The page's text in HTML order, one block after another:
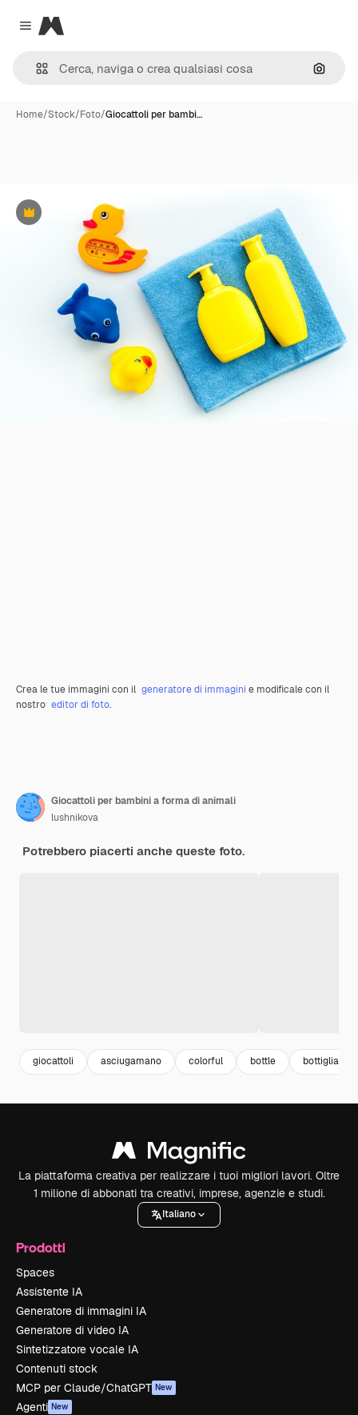
Close menu
Magnific
Cerca
Home/Stock/Foto/Giocattoli per bambi…
Premium
Crea le tue immagini con il generatore di immagini e modificale con il
nostro editor di foto.
Giocattoli per bambini a forma di animali
lushnikova
Potrebbero piacerti anche queste foto.
giocattoli asciugamano colorful bottle bottiglia
La piattaforma creativa per realizzare i tuoi migliori lavori. Oltre
1 milione di abbonati tra creativi, imprese, agenzie e studi.
Italiano
Prodotti
Spaces
Assistente IA
Generatore di immagini IA
Generatore di video IA
Sintetizzatore vocale IA
Contenuti stock
MCP per Claude/ChatGPT New
Agenti New